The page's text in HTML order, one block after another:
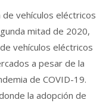
vehículos eléctricos
mitad de 2020,
vehículos eléctricos
a pesar de la
de COVID-19.
la adopción de